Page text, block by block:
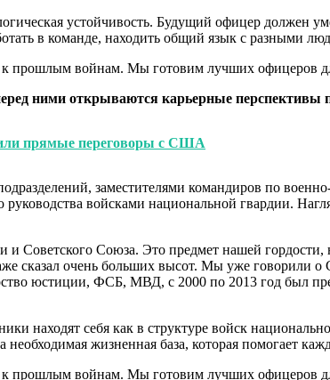
устойчивость. Будущий офицер должен
в команде, находить общий язык с разными
ними открываются карьерные перспективы
прямые переговоры с США
заместителями командиров по
руководства войсками национальной гвардии.
Советского Союза. Это предмет нашей
сказал очень больших высот. Мы уже говорили
юстиции, ФСБ, МВД, с 2000 по 2013 год был
находят себя как в структуре войск
жизненная база, которая помогает